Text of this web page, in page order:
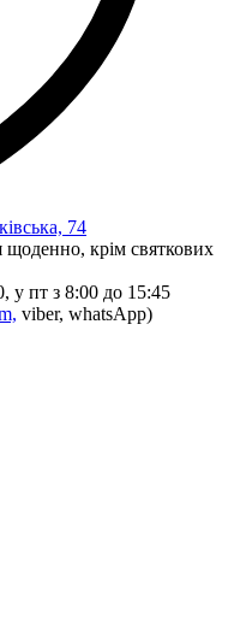
74
щоденно, крім святкових
у пт з 8:00 до 15:45
viber, whatsApp)